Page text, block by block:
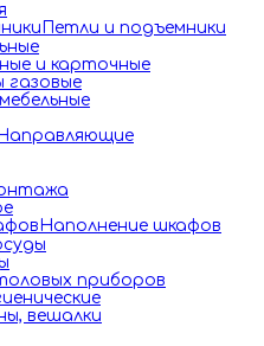
Петли и подъемники
и карточные
Наполнение шкафов
приборов
вешалки